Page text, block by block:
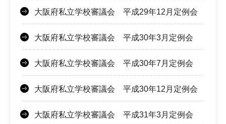
大阪府私立学校審議会 平成29年12月定例会
大阪府私立学校審議会 平成30年3月定例会
大阪府私立学校審議会 平成30年7月定例会
大阪府私立学校審議会 平成30年12月定例会
大阪府私立学校審議会 平成31年3月定例会